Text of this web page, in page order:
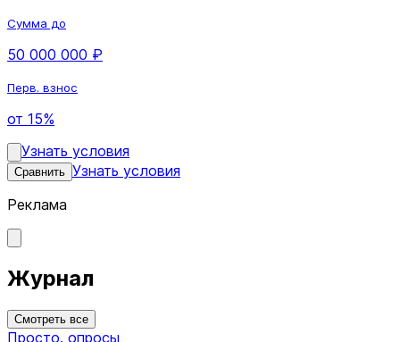
Сумма до
50 000 000 ₽
Перв. взнос
от 15%
Узнать условия
Сравнить Узнать условия
Реклама
Журнал
Смотреть все
Просто. опросы